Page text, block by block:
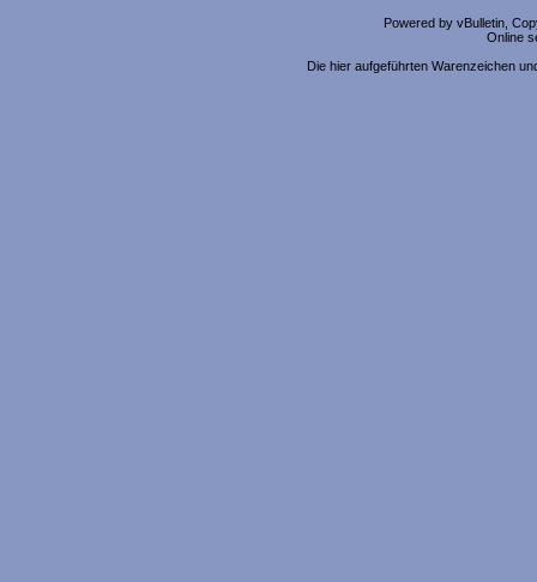
Powered by vBulletin,
Online
Die hier aufgeführten Warenzeichen